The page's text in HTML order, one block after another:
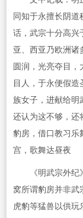
同知于永擅长阴
话，武宗十分高兴
亚、西亚乃欧洲诸
圆润，光亮夺目
目人，于永便假
族女子，进献给明
还认为这不够，还
豹房，借口教习乐
宫，歌舞达昼夜
《明武宗外纪》
窝所谓豹房并非武
虎豹等猛兽以供玩